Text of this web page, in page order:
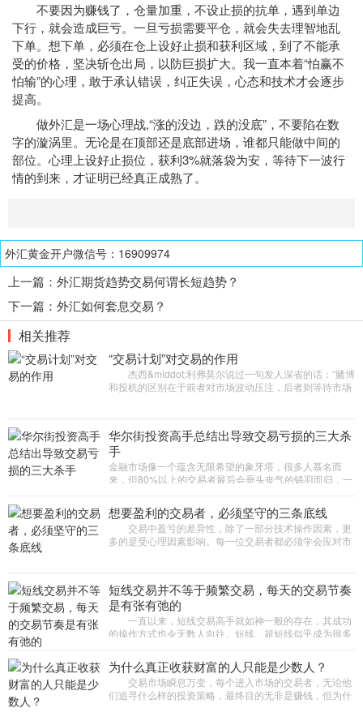
不要因为赚钱了，仓量加重，不设止损的抗单，遇到单边
下行，就会造成巨亏。一旦亏损需要平仓，就会失去理智地乱
下单。想下单，必须在仓上设好止损和获利区域，到了不能承
受的价格，坚决斩仓出局，以防巨损扩大。我一直本着“怕赢不
怕输”的心理，敢于承认错误，纠正失误，心态和技术才会逐步
提高。
做外汇是一场心理战,“涨的没边，跌的没底”，不要陷在数
字的漩涡里。无论是在顶部还是底部进场，谁都只能做中间的
部位。心理上设好止损位，获利3%就落袋为安，等待下一波行
情的到来，才证明已经真正成熟了。
外汇黄金开户微信号：16909974
上一篇： 外汇期货趋势交易何谓长短趋势？
下一篇： 外汇如何套息交易？
相关推荐
“交易计划”对交易的作用
杰西&middot;利弗莫尔说过一句发人深省的话：“赌博
和投机的区别在于前者对市场波动压注，后者则等待市场
华尔街投资高手总结出导致交易亏损的三大杀
手
金融市场像一个蕴含无限希望的象牙塔，很多人慕名而
来，但80%以上的交易者最后会垂头丧气的铩羽而归，一
一位曾在“对冲基
想要盈利的交易者，必须坚守的三条底线
交易中盈亏的差异性，除了一部分技术操作因素，更
多的是受心理因素影响。每一位交易者都必须学会应对市
短线交易并不等于频繁交易，每天的交易节奏
是有张有弛的
一直以来，短线交易高手就如神一般的存在，其成功
的操作方式也令无数人向往。短线、超短线似乎成为很多
竞争最激烈、难度
为什么真正收获财富的人只能是少数人？
交易市场瞬息万变，每个进入市场的交易者，无论他
们追寻什么样的投资策略，最终目的无非是赚钱，但为什